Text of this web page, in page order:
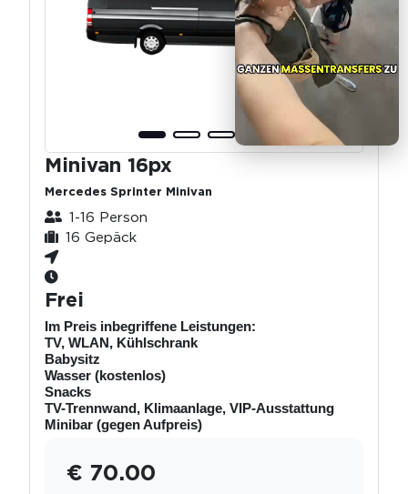
Minivan 16px
Mercedes Sprinter Minivan
1-16 Person
16 Gepäck
Frei
Im Preis inbegriffene Leistungen:
TV, WLAN, Kühlschrank
Babysitz
Wasser (kostenlos)
Snacks
TV-Trennwand, Klimaanlage, VIP-Ausstattung
Minibar (gegen Aufpreis)
€ 70.00